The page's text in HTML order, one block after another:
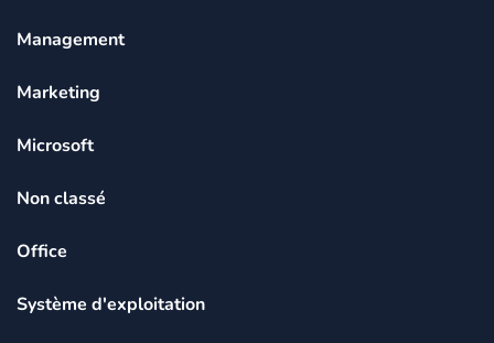
Management
Marketing
Microsoft
Non classé
Office
Système d'exploitation